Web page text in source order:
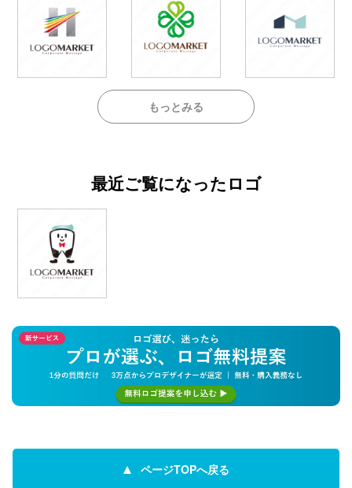
もっとみる
最近ご覧になったロゴ
ページTOPへ戻る